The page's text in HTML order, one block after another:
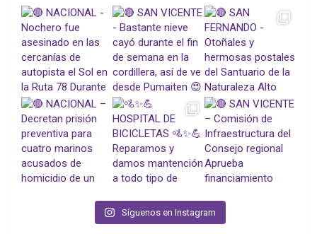
Síguenos en Instagram